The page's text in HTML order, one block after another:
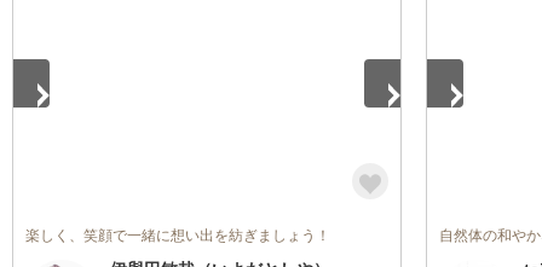
楽しく、笑顔で一緒に想い出を紡ぎましょう！ 自然体の和や